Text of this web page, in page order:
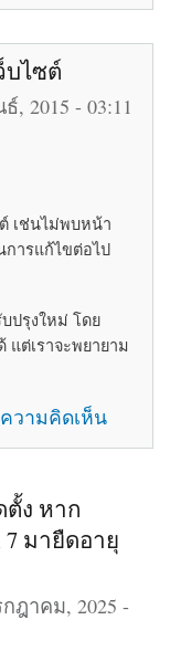
บไซต์
, 2015 - 03:11
เช่นไม่พบหน้า
การแก้ไขต่อไป
ปรุงใหม่ โดย
ต่เราจะพยายาม
ซต์
วามคิดเห็น
ตั้ง หาก
7 มายืดอายุ
กฎาคม, 2025 -